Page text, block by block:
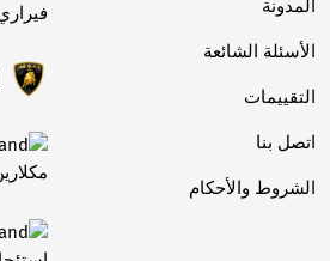
المدونة
الأسئلة الشائعة
التقييمات
اتصل بنا
الشروط والأحكام